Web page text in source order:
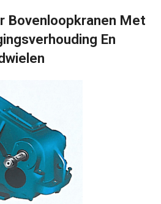
Bovenloopkranen Met
En